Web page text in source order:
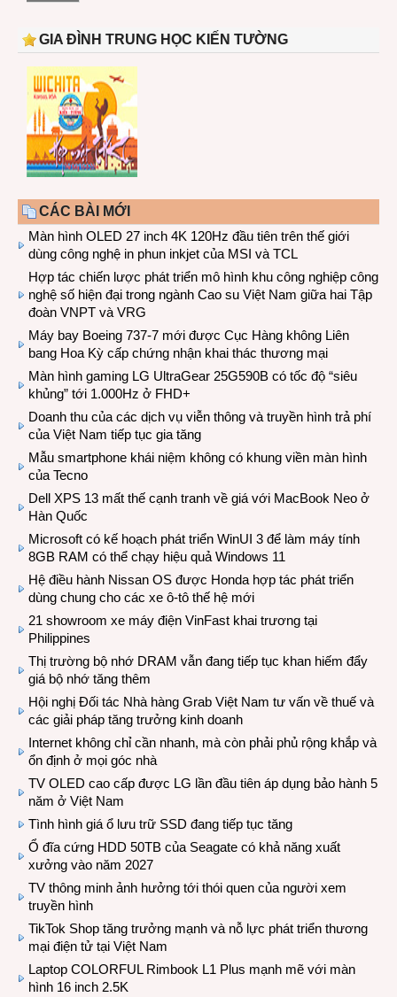
GIA ĐÌNH TRUNG HỌC KIẾN TƯỜNG
CÁC BÀI MỚI
Màn hình OLED 27 inch 4K 120Hz đầu tiên trên thế giới
dùng công nghệ in phun inkjet của MSI và TCL
Hợp tác chiến lược phát triển mô hình khu công nghiệp công
nghệ số hiện đại trong ngành Cao su Việt Nam giữa hai Tập
đoàn VNPT và VRG
Máy bay Boeing 737-7 mới được Cục Hàng không Liên
bang Hoa Kỳ cấp chứng nhận khai thác thương mại
Màn hình gaming LG UltraGear 25G590B có tốc độ “siêu
khủng” tới 1.000Hz ở FHD+
Doanh thu của các dịch vụ viễn thông và truyền hình trả phí
của Việt Nam tiếp tục gia tăng
Mẫu smartphone khái niệm không có khung viền màn hình
của Tecno
Dell XPS 13 mất thế cạnh tranh về giá với MacBook Neo ở
Hàn Quốc
Microsoft có kế hoạch phát triển WinUI 3 để làm máy tính
8GB RAM có thể chạy hiệu quả Windows 11
Hệ điều hành Nissan OS được Honda hợp tác phát triển
dùng chung cho các xe ô-tô thế hệ mới
21 showroom xe máy điện VinFast khai trương tại
Philippines
Thị trường bộ nhớ DRAM vẫn đang tiếp tục khan hiếm đẩy
giá bộ nhớ tăng thêm
Hội nghị Đối tác Nhà hàng Grab Việt Nam tư vấn về thuế và
các giải pháp tăng trưởng kinh doanh
Internet không chỉ cần nhanh, mà còn phải phủ rộng khắp và
ổn định ở mọi góc nhà
TV OLED cao cấp được LG lần đầu tiên áp dụng bảo hành 5
năm ở Việt Nam
Tình hình giá ổ lưu trữ SSD đang tiếp tục tăng
Ổ đĩa cứng HDD 50TB của Seagate có khả năng xuất
xưởng vào năm 2027
TV thông minh ảnh hưởng tới thói quen của người xem
truyền hình
TikTok Shop tăng trưởng mạnh và nỗ lực phát triển thương
mại điện tử tại Việt Nam
Laptop COLORFUL Rimbook L1 Plus mạnh mẽ với màn
hình 16 inch 2.5K